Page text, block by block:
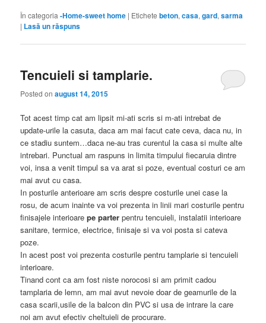
În categoria -Home-sweet home | Etichete beton,casa,gard,sarma
| Lasă un răspuns
Tencuieli si tamplarie.
Posted onaugust 14, 2015
Tot acest timp cat am lipsit mi-ati scris si m-ati intrebat de
update-urile la casuta, daca am mai facut cate ceva, daca nu, in
ce stadiu suntem…daca ne-au tras curentul la casa si multe alte
intrebari. Punctual am raspuns in limita timpului fiecaruia dintre
voi, insa a venit timpul sa va arat si poze, eventual costuri ce am
mai avut cu casa.
In posturile anterioare am scris despre costurile unei case la
rosu, de acum inainte va voi prezenta in linii mari costurile pentru
finisajele interioarepe parter pentru tencuieli, instalatii interioare
sanitare, termice, electrice, finisaje si va voi posta si cateva
poze.
In acest post voi prezenta costurile pentru tamplarie si tencuieli
interioare.
Tinand cont ca am fost niste norocosi si am primit cadou
tamplaria de lemn, am mai avut nevoie doar de geamurile de la
casa scarii,usile de la balcon din PVC si usa de intrare la care
noi am avut efectiv cheltuieli de procurare.